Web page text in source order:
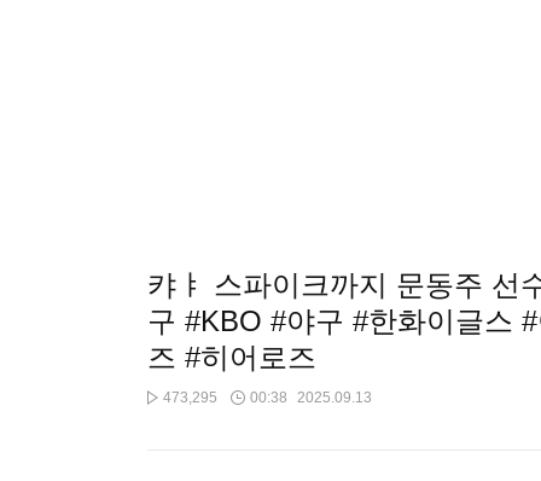
캬ㅑ 스파이크까지 문동주 선
구 #KBO #야구 #한화이글스
즈 #히어로즈
473,295 00:38 2025.09.13